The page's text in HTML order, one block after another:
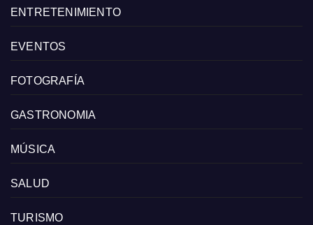
ENTRETENIMIENTO
EVENTOS
FOTOGRAFÍA
GASTRONOMIA
MÚSICA
SALUD
TURISMO